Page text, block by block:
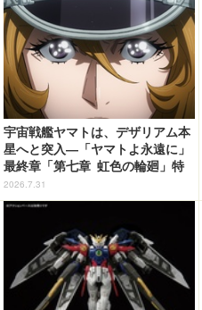
宇宙戦艦ヤマトは、デザリアム本
星へと突入―「ヤマトよ永遠に」
最終章「第七章 虹色の輪廻」特
報映像が公開！加藤直之新規描き
下ろし特製スリーブのBlu-ray＆D
2026.7.31